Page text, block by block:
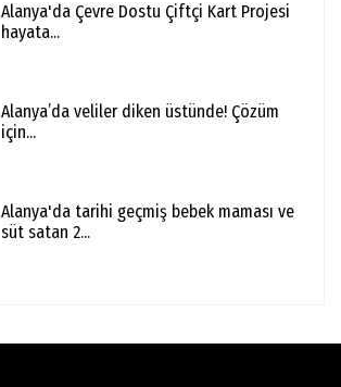
Alanya'da Çevre Dostu Çiftçi Kart Projesi
hayata...
Alanya’da veliler diken üstünde! Çözüm
için...
Alanya'da tarihi geçmiş bebek maması ve
süt satan 2...